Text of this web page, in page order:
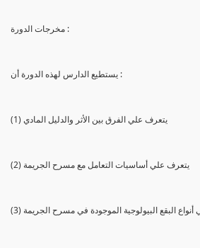
مخرجات الدورة :
يستطيع الدارس لهذه الدورة أن :
(1) يتعرف علي الفرق بين الأثر والدليل المادي
(2) يتعرف علي أساسيات التعامل مع مسرح الجريمة
أنواع البقع البيولوجية الموجودة في مسرح الجريمة